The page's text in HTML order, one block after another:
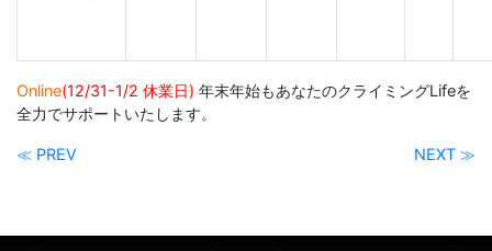
Online(12/31-1/2 休業日) 年末年始もあなたのクライミングLifeを
全力でサポートいたします。
≪ PREV NEXT ≫